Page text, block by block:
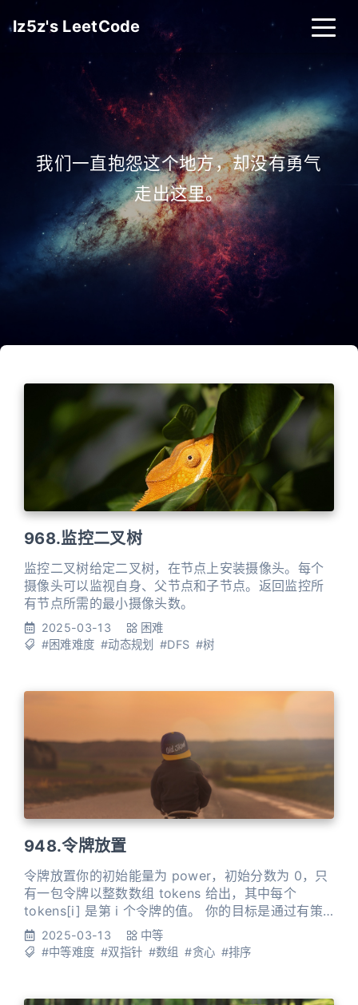
lz5z's LeetCode
我们一直抱怨这个地方，却没有勇气
走出这里。
968.监控二叉树
监控二叉树给定二叉树，在节点上安装摄像头。每个
摄像头可以监视自身、父节点和子节点。返回监控所
有节点所需的最小摄像头数。
2025-03-13
困难
#困难难度 #动态规划 #DFS #树
948.令牌放置
令牌放置你的初始能量为 power，初始分数为 0，只
有一包令牌以整数数组 tokens 给出，其中每个
tokens[i] 是第 i 个令牌的值。 你的目标是通过有策
略地使用这些令牌以最大化总分数。你可以根据以下
规则进行操作： 如果你至少有 token[i] 点能量，你
分，你可以
2025-03-13
中等
#中等难度 #双指针 #数组 #贪心 #排序